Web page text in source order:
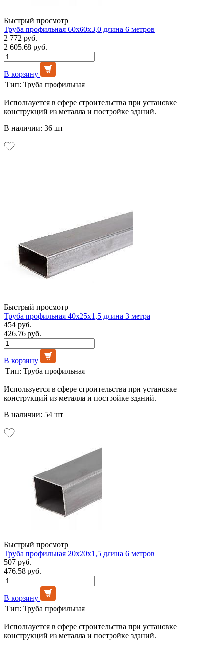
Быстрый просмотр
Труба профильная 60х60х3,0 длина 6 метров
2 772 руб.
2 605.68 руб.
В корзину
Тип: Труба профильная
Используется в сфере строительства при установке
конструкций из металла и постройке зданий.
В наличии: 36 шт
Быстрый просмотр
Труба профильная 40х25х1,5 длина 3 метра
454 руб.
426.76 руб.
В корзину
Тип: Труба профильная
Используется в сфере строительства при установке
конструкций из металла и постройке зданий.
В наличии: 54 шт
Быстрый просмотр
Труба профильная 20х20х1,5 длина 6 метров
507 руб.
476.58 руб.
В корзину
Тип: Труба профильная
Используется в сфере строительства при установке
конструкций из металла и постройке зданий.